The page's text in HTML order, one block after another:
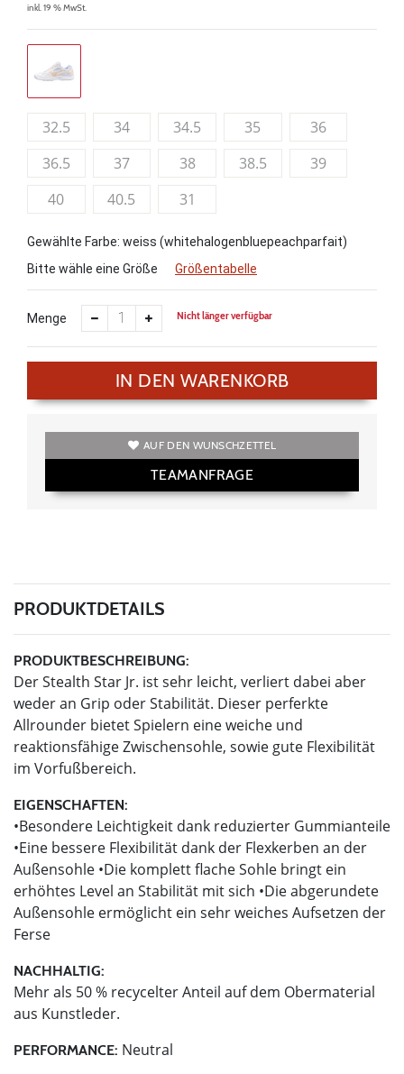
inkl. 19 % MwSt.
32.5 34 34.5 35
36
36.5
37 38 38.5
39
40
40.5 31
Gewählte Farbe: weiss (whitehalogenbluepeachparfait)
Bitte wähle eine Größe
Größentabelle
Menge Nicht länger verfügbar
IN DEN WARENKORB
AUF DEN WUNSCHZETTEL
TEAMANFRAGE
PRODUKTDETAILS
PRODUKTBESCHREIBUNG:
Der Stealth Star Jr. ist sehr leicht, verliert dabei aber
weder an Grip oder Stabilität. Dieser perferkte
Allrounder bietet Spielern eine weiche und
reaktionsfähige Zwischensohle, sowie gute Flexibilität
im Vorfußbereich.
EIGENSCHAFTEN:
•Besondere Leichtigkeit dank reduzierter Gummianteile
•Eine bessere Flexibilität dank der Flexkerben an der
Außensohle •Die komplett flache Sohle bringt ein
erhöhtes Level an Stabilität mit sich •Die abgerundete
Außensohle ermöglicht ein sehr weiches Aufsetzen der
Ferse
NACHHALTIG:
Mehr als 50 % recycelter Anteil auf dem Obermaterial
aus Kunstleder.
PERFORMANCE: Neutral